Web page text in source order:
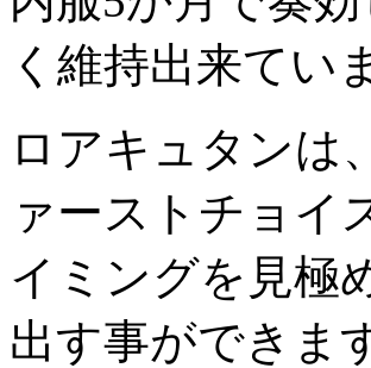
く維持出来てい
ロアキュタンは
ァーストチョイ
イミングを見極
出す事ができま